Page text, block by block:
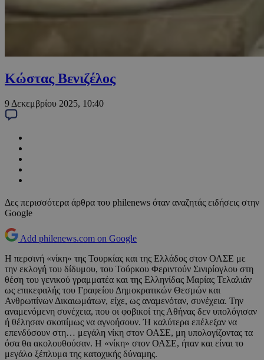
Κώστας Βενιζέλος
9 Δεκεμβρίου 2025, 10:40
Δες περισσότερα άρθρα του philenews όταν αναζητάς ειδήσεις στην
Google
Add philenews.com on Google
Η περσινή «νίκη» της Τουρκίας και της Ελλάδος στον ΟΑΣΕ με
την εκλογή του δίδυμου, του Τούρκου Φεριντούν Σινιρίογλου στη
θέση του γενικού γραμματέα και της Ελληνίδας Μαρίας Τελαλιάν
ως επικεφαλής του Γραφείου Δημοκρατικών Θεσμών και
Ανθρωπίνων Δικαιωμάτων, είχε, ως αναμενόταν, συνέχεια. Την
αναμενόμενη συνέχεια, που οι φοβικοί της Αθήνας δεν υπολόγισαν
ή θέλησαν σκοπίμως να αγνοήσουν. Ή καλύτερα επέλεξαν να
επενδύσουν στη… μεγάλη νίκη στον ΟΑΣΕ, μη υπολογίζοντας τα
όσα θα ακολουθούσαν. Η «νίκη» στον ΟΑΣΕ, ήταν και είναι το
μεγάλο ξέπλυμα της κατοχικής δύναμης.